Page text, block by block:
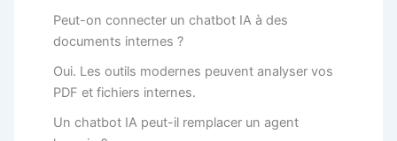
Peut-on connecter un chatbot IA à des
documents internes ?
Oui. Les outils modernes peuvent analyser vos
PDF et fichiers internes.
Un chatbot IA peut-il remplacer un agent